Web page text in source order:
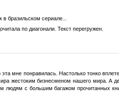
бразильском сериале...
по диагонали. Текст перегружен.
мне понравилась. Настолько тонко
жестоким бизнесменом нашего мира. А
людям с большим багажом прочитанных